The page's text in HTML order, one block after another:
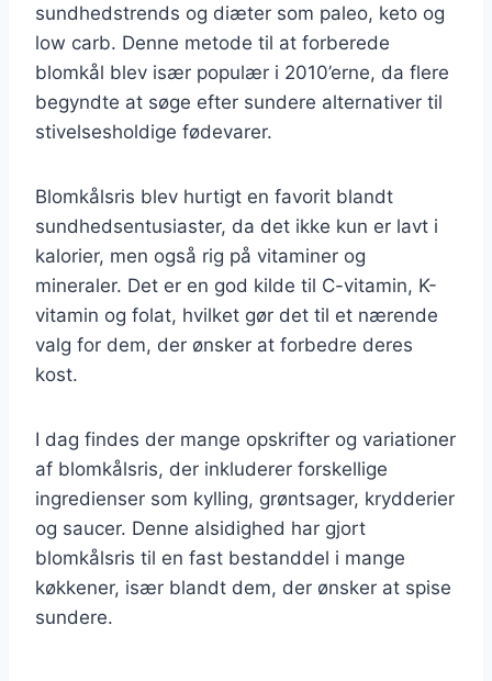
sundhedstrends og diæter som paleo, keto og
low carb. Denne metode til at forberede
blomkål blev især populær i 2010’erne, da flere
begyndte at søge efter sundere alternativer til
stivelsesholdige fødevarer.
Blomkålsris blev hurtigt en favorit blandt
sundhedsentusiaster, da det ikke kun er lavt i
kalorier, men også rig på vitaminer og
mineraler. Det er en god kilde til C-vitamin, K-
vitamin og folat, hvilket gør det til et nærende
valg for dem, der ønsker at forbedre deres
kost.
I dag findes der mange opskrifter og variationer
af blomkålsris, der inkluderer forskellige
ingredienser som kylling, grøntsager, krydderier
og saucer. Denne alsidighed har gjort
blomkålsris til en fast bestanddel i mange
køkkener, især blandt dem, der ønsker at spise
sundere.